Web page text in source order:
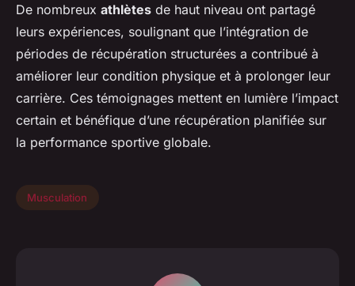
De nombreux athlètes de haut niveau ont partagé
leurs expériences, soulignant que l’intégration de
périodes de récupération structurées a contribué à
améliorer leur condition physique et à prolonger leur
carrière. Ces témoignages mettent en lumière l’impact
certain et bénéfique d’une récupération planifiée sur
la performance sportive globale.
Musculation